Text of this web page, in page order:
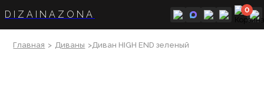
DIZAINAZONA 0
Главная > Диваны >Диван HIGH END зеленый